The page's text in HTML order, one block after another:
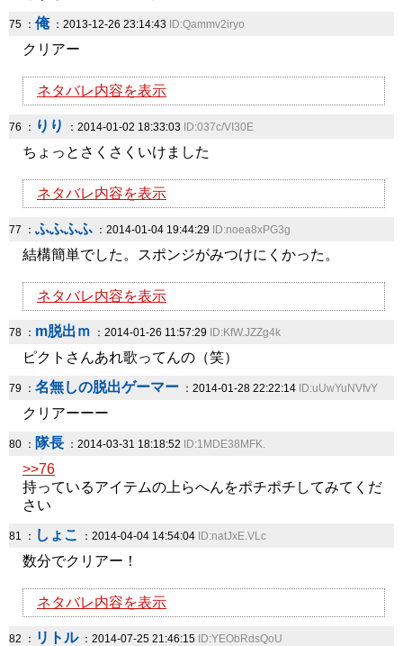
75 ： 俺：2013-12-26 23:14:43 ID:Qammv2iryo
クリアー
ネタバレ内容を表示
76 ： りり ：2014-01-02 18:33:03 ID:037c/VI30E
ちょっとさくさくいけました
ネタバレ内容を表示
77 ： ふふふふ ：2014-01-04 19:44:29 ID:noea8xPG3g
結構簡単でした。スポンジがみつけにくかった。
ネタバレ内容を表示
78 ： m脱出ｍ ：2014-01-26 11:57:29 ID:KfW.JZZg4k
ピクトさんあれ歌ってんの（笑）
79 ： 名無しの脱出ゲーマー ：2014-01-28 22:22:14 ID:uUwYuNVfvY
クリアーーー
80 ： 隊長 ：2014-03-31 18:18:52 ID:1MDE38MFK.
>>76
持っているアイテムの上らへんをポチポチしてみてくだ
さい
81 ： しょこ ：2014-04-04 14:54:04 ID:natJxE.VLc
数分でクリアー！
ネタバレ内容を表示
82 ： リトル：2014-07-25 21:46:15 ID:YEObRdsQoU